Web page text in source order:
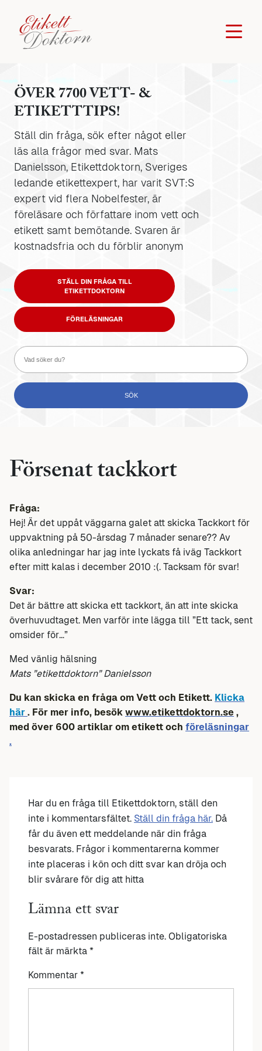
ÖVER 7700 VETT- &
ETIKETTTIPS!
Ställ din fråga, sök efter något eller
läs alla frågor med svar. Mats
Danielsson, Etikettdoktorn, Sveriges
ledande etikettexpert, har varit SVT:S
expert vid flera Nobelfester, är
föreläsare och författare inom vett och
etikett samt bemötande. Svaren är
kostnadsfria och du förblir anonym
STÄLL DIN FRÅGA TILL
ETIKETTDOKTORN
FÖRELÄSNINGAR
Försenat tackkort
Fråga:
Hej! Är det uppåt väggarna galet att skicka Tackkort för
uppvaktning på 50-årsdag 7 månader senare?? Av
olika anledningar har jag inte lyckats få iväg Tackkort
efter mitt kalas i december 2010 :(. Tacksam för svar!
Svar:
Det är bättre att skicka ett tackkort, än att inte skicka
överhuvudtaget. Men varför inte lägga till ”Ett tack, sent
omsider för…”
Med vänlig hälsning
Mats ”etikettdoktorn” Danielsson
Du kan skicka en fråga om Vett och Etikett. Klicka
här . För mer info, besök www.etikettdoktorn.se ,
med över 600 artiklar om etikett och föreläsningar
.
Har du en fråga till Etikettdoktorn, ställ den
inte i kommentarsfältet. Ställ din fråga här. Då
får du även ett meddelande när din fråga
besvarats. Frågor i kommentarerna kommer
inte placeras i kön och ditt svar kan dröja och
blir svårare för dig att hitta
Lämna ett svar
E-postadressen publiceras inte. Obligatoriska
fält är märkta *
Kommentar *